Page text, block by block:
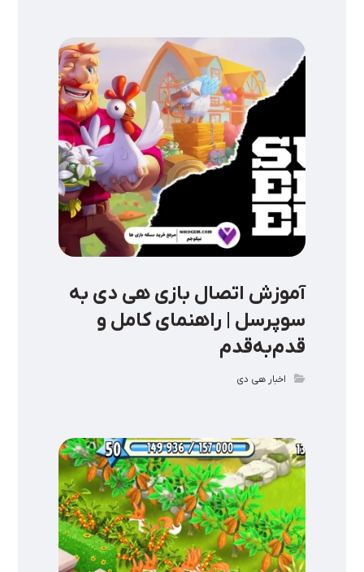
آموزش اتصال بازی هی دی به
سوپرسل | راهنمای کامل و
قدم‌به‌قدم
اخبار هی دی